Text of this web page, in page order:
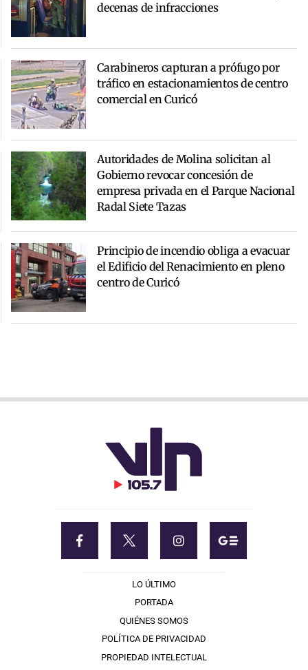
decenas de infracciones
Carabineros capturan a prófugo por
tráfico en estacionamientos de centro
comercial en Curicó
Autoridades de Molina solicitan al
Gobierno revocar concesión de
empresa privada en el Parque Nacional
Radal Siete Tazas
Principio de incendio obliga a evacuar
el Edificio del Renacimiento en pleno
centro de Curicó
LO ÚLTIMO
PORTADA
QUIÉNES SOMOS
POLÍTICA DE PRIVACIDAD
PROPIEDAD INTELECTUAL